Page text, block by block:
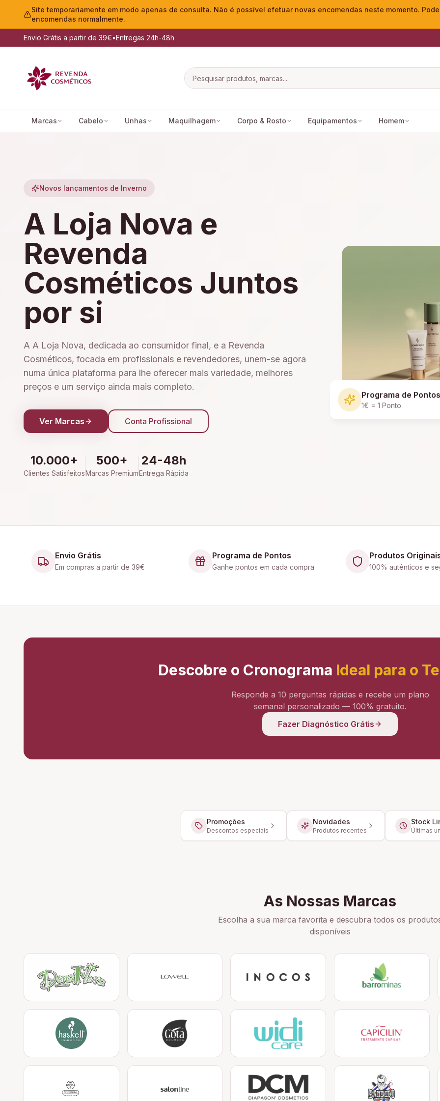
Site temporariamente em modo apenas de consulta. Não é possível efetuar novas encomendas neste momento.
encomendas normalmente.
Envio Grátis a partir de 39€•Entregas 24h-48h
Marcas Cabelo Unhas Maquilhagem Corpo & Rosto Equipamentos Homem
Novos lançamentos de Inverno
A Loja Nova e
Revenda
Cosméticos Juntos
por si
A A Loja Nova, dedicada ao consumidor final, e a Revenda
Cosméticos, focada em profissionais e revendedores, unem-se agora
numa única plataforma para lhe oferecer mais variedade, melhores
preços e um serviço ainda mais completo.
Ver Marcas Conta Profissional
10.000+
Clientes Satisfeitos
500+
Marcas Premium
24-48h
Entrega Rápida
Programa de Pontos
1€ = 1 Ponto
Envio Grátis
Em compras a partir de 39€
Programa de Pontos
Ganhe pontos em cada compra
Produtos
100% autênticos e
Descobre o Cronograma Ideal para o
Responde a 10 perguntas rápidas e recebe um plano
semanal personalizado — 100% gratuito.
Fazer Diagnóstico Grátis
Promoções
Descontos especiais
Novidades
Produtos recentes
Stock
Últimas
As Nossas Marcas
Escolha a sua marca favorita e descubra todos os
disponíveis